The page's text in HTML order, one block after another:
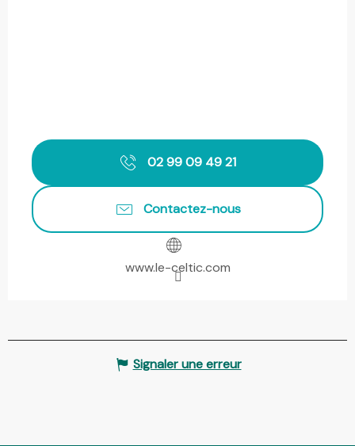
02 99 09 49 21
Contactez-nous
www.le-celtic.com
Signaler une erreur